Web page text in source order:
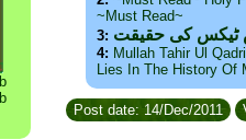
~Must Read~
3: ٹیکس کی حقیقت
4: Mullah Tahir Ul
Lies In The History Of
Post date: 14/Dec/2011